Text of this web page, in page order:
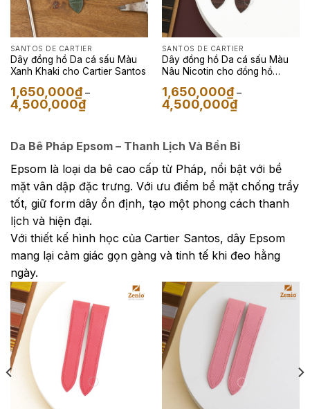
SANTOS DE CARTIER
Dây đồng hồ Da cá sấu Màu
Xanh Khaki cho Cartier Santos
1,650,000₫ –
4,500,000₫Khoảng
giá:
4,500,000₫
SANTOS DE CARTIER
Dây đồng hồ Da cá sấu Màu
Nâu Nicotin cho đồng hồ
1,650,000₫ –
4,500,000₫Khoảng
giá:
4,500,000₫
Da Bê Pháp Epsom – Thanh Lịch Và Bền Bỉ
Epsom là loại da bê cao cấp từ Pháp, nổi bật với bề
mặt vân dập đặc trưng. Với ưu điểm bề mặt chống trầy
tốt, giữ form dây ổn định, tạo một phong cách thanh
lịch và hiện đại.
Với thiết kế hình học của Cartier Santos, dây Epsom
mang lại cảm giác gọn gàng và tinh tế khi đeo hằng
ngày.